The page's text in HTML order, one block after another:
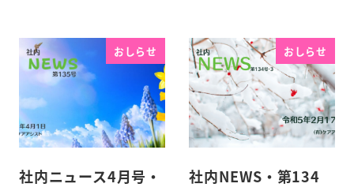
おしらせ
社内ニュース4月号・
おしらせ
社内NEWS・第134